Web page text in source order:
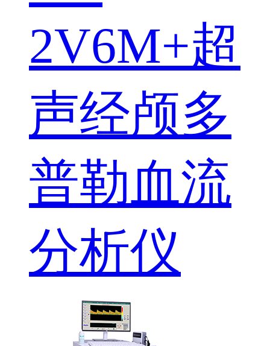
2V6M+超
声经颅多
普勒血流
分析仪